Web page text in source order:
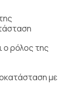
ο ρόλος της
με